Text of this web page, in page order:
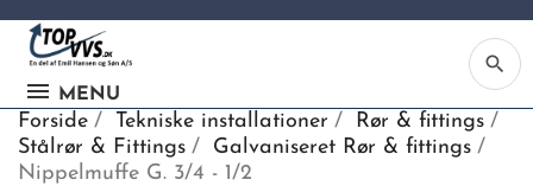
MENU
search
Forside Tekniske installationer
Rør & fittings
Stålrør & Fittings
Galvaniseret Rør & fittings
Nippelmuffe G. 3/4 - 1/2